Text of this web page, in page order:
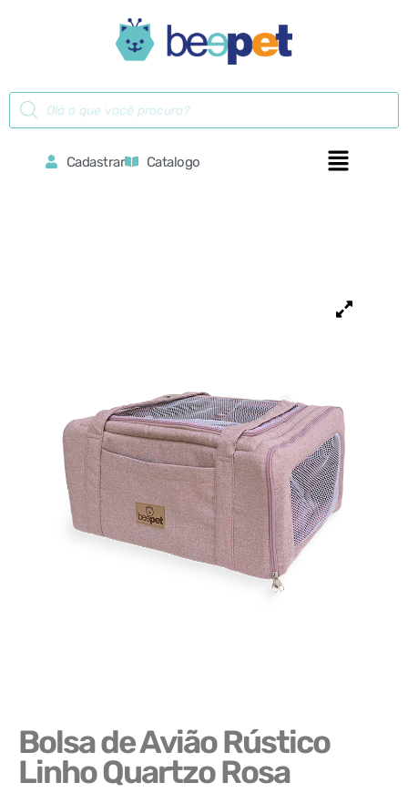
Cadastrar Catalogo
Bolsa de Avião Rústico
Linho Quartzo Rosa